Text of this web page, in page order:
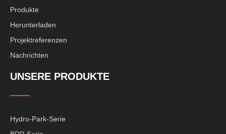
Produkte
Herunterladen
Projektreferenzen
Nachrichten
UNSERE PRODUKTE
Hydro-Park-Serie